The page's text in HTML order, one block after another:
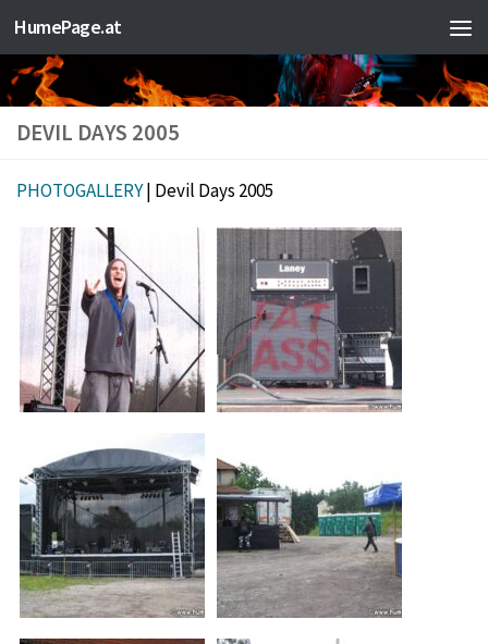
Zum Inhalt springen
HumePage.at
DEVIL DAYS 2005
PHOTOGALLERY| Devil Days 2005